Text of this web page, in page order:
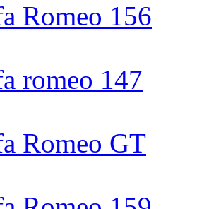
Romeo 156
romeo 147
Romeo GT